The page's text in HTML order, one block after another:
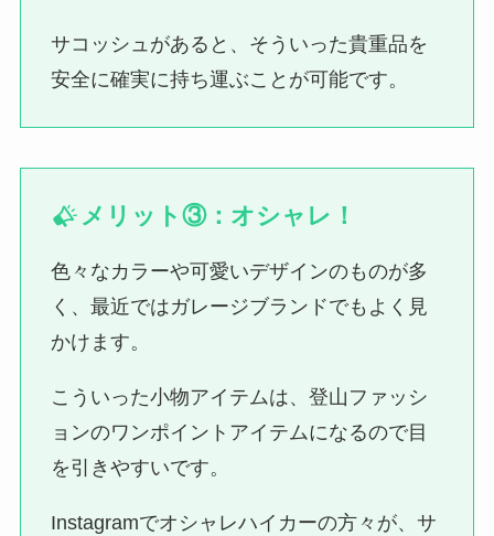
サコッシュがあると、そういった貴重品を
安全に確実に持ち運ぶことが可能です。
メリット③：オシャレ！
色々なカラーや可愛いデザインのものが多
く、最近ではガレージブランドでもよく見
かけます。
こういった小物アイテムは、登山ファッシ
ョンのワンポイントアイテムになるので目
を引きやすいです。
Instagramでオシャレハイカーの方々が、サ